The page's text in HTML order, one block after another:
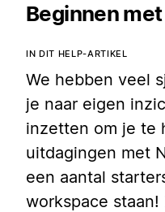
Beginnen
IN DIT HELP-ARTIKEL
We hebben veel
je naar eigen
inzetten om je te
uitdagingen met
een aantal
workspace